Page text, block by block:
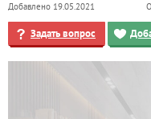
Добавлено 19.05.2021
Задать вопрос